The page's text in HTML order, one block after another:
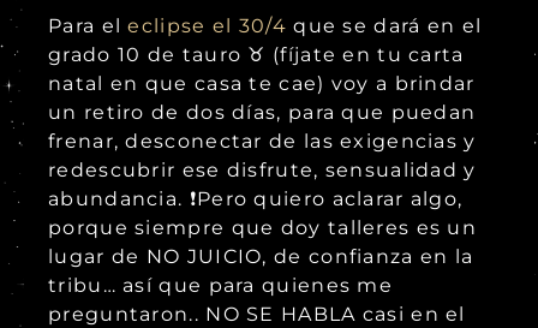
Para eleclipse el 30/4 que se dará en el
grado 10 de tauro ♉ (fíjate en tu carta
natal en que casa te cae) voy a brindar
un retiro de dos días, para que puedan
frenar, desconectar de las exigencias y
redescubrir ese disfrute, sensualidad y
abundancia. ❗Pero quiero aclarar algo,
porque siempre que doy talleres es un
lugar de NO JUICIO, de confianza en la
tribu… así que para quienes me
preguntaron.. NO SE HABLA casi en el